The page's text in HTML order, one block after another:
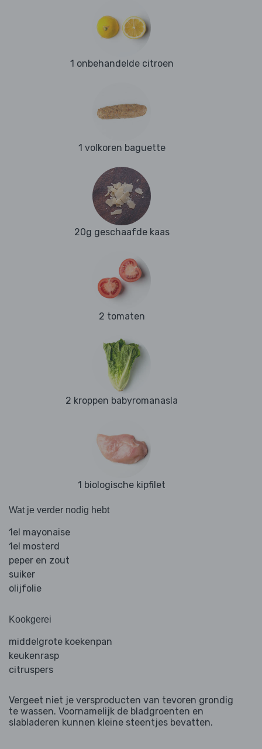
1 onbehandelde citroen
1 volkoren baguette
20g geschaafde kaas
2 tomaten
2 kroppen babyromanasla
1 biologische kipfilet
Wat je verder nodig hebt
1el mayonaise
1el mosterd
peper en zout
suiker
olijfolie
Kookgerei
middelgrote koekenpan
keukenrasp
citruspers
Vergeet niet je versproducten van tevoren grondig
te wassen. Voornamelijk de bladgroenten en
slabladeren kunnen kleine steentjes bevatten.